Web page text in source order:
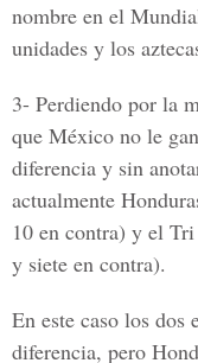
nombre en el
unidades y los
3- Perdiendo por la
que México no le
diferencia y sin
actualmente
10 en contra) y el
y siete en contra).
En este caso los dos
diferencia, pero